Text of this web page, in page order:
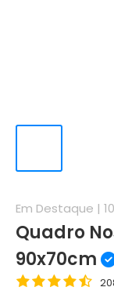
Em Destaque |
Quadro
90x70cm